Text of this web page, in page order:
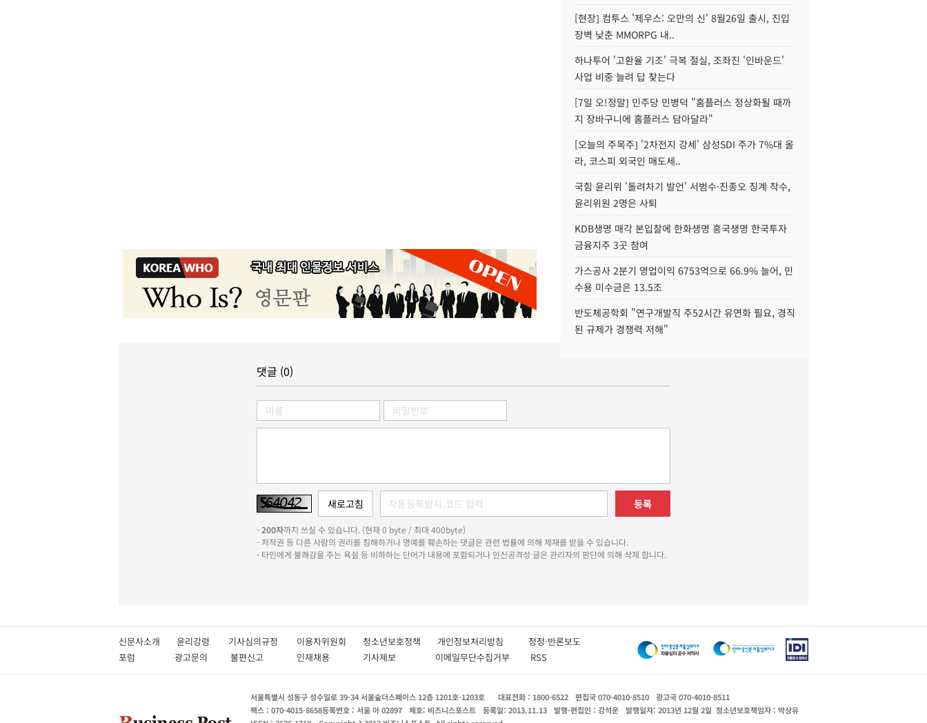
[현장] 컴투스 '제우스: 오만의 신' 8월26일 출시, 진입
장벽 낮춘 MMORPG 내..
하나투어 '고환율 기조' 극복 절실, 조좌진 '인바운드'
사업 비중 늘려 답 찾는다
[7일 오!정말] 민주당 민병덕 "홈플러스 정상화될 때까
지 장바구니에 홈플러스 담아달라"
[오늘의 주목주] '2차전지 강세' 삼성SDI 주가 7%대 올
라, 코스피 외국인 매도세..
국힘 윤리위 '돌려차기 발언' 서범수·진종오 징계 착수,
윤리위원 2명은 사퇴
KDB생명 매각 본입찰에 한화생명 흥국생명 한국투자
금융지주 3곳 참여
가스공사 2분기 영업이익 6753억으로 66.9% 늘어, 민
수용 미수금은 13.5조
반도체공학회 "연구개발직 주52시간 유연화 필요, 경직
된 규제가 경쟁력 저해"
댓글 (0)
등록
-200자까지 쓰실 수 있습니다. (현재 0 byte / 최대 400byte)
- 저작권 등 다른 사람의 권리를 침해하거나 명예를 훼손하는 댓글은 관련 법률에 의해 제재를 받을 수 있습니다.
- 타인에게 불쾌감을 주는 욕설 등 비하하는 단어가 내용에 포함되거나 인신공격성 글은 관리자의 판단에 의해 삭제 합니다.
신문사소개 윤리강령 기사심의규정 이용자위원회 청소년보호정책 개인정보처리방침 정정·반론보도
포럼
광고문의 불편신고 인재채용 기사제보 이메일무단수집거부 RSS
서울특별시 성동구 성수일로 39-34 서울숲더스페이스 12층 1201호-1203호 대표전화 : 1800-6522 편집국 070-4010-8510
광고국 070-4010-8511
팩스 : 070-4015-8658등록번호 : 서울 아 02897 제호: 비즈니스포스트 등록일: 2013.11.13 발행·편집인 : 강석운 발행일자: 2013년 12월 2일 청소년보호책임자 : 박상유